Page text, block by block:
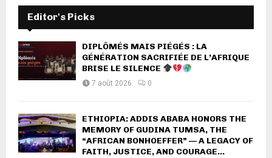
Editor's Picks
DIPLÔMÉS MAIS PIÉGÉS : LA
GÉNÉRATION SACRIFIÉE DE L’AFRIQUE
BRISE LE SILENCE
7 août 2026 0
ETHIOPIA: ADDIS ABABA HONORS THE
MEMORY OF GUDINA TUMSA, THE
“AFRICAN BONHOEFFER” — A LEGACY OF
FAITH, JUSTICE, AND COURAGE...